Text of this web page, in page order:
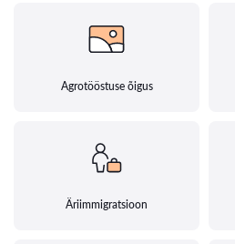
Agrotööstuse õigus
Äriimmigratsioon